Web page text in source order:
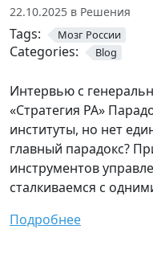
22.10.2025 в Решения
Tags: Мозг России
Categories: Blog
Интервью с
«Стратегия РА»
институты, но нет
главный парадокс?
инструментов
сталкиваемся с
Подробнее